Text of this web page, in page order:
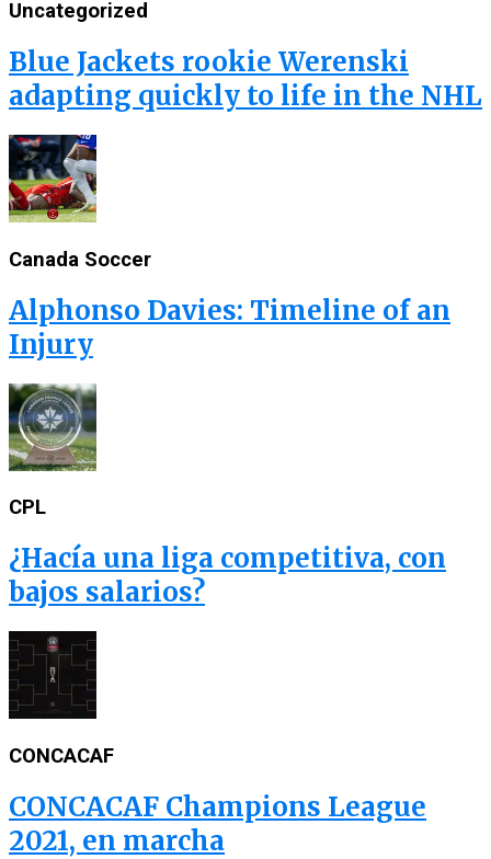
Uncategorized
Blue Jackets rookie Werenski
adapting quickly to life in the NHL
Canada Soccer
Alphonso Davies: Timeline of an
Injury
CPL
¿Hacía una liga competitiva, con
bajos salarios?
CONCACAF
CONCACAF Champions League
2021, en marcha